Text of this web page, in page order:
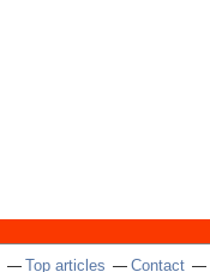
Top articles Contact